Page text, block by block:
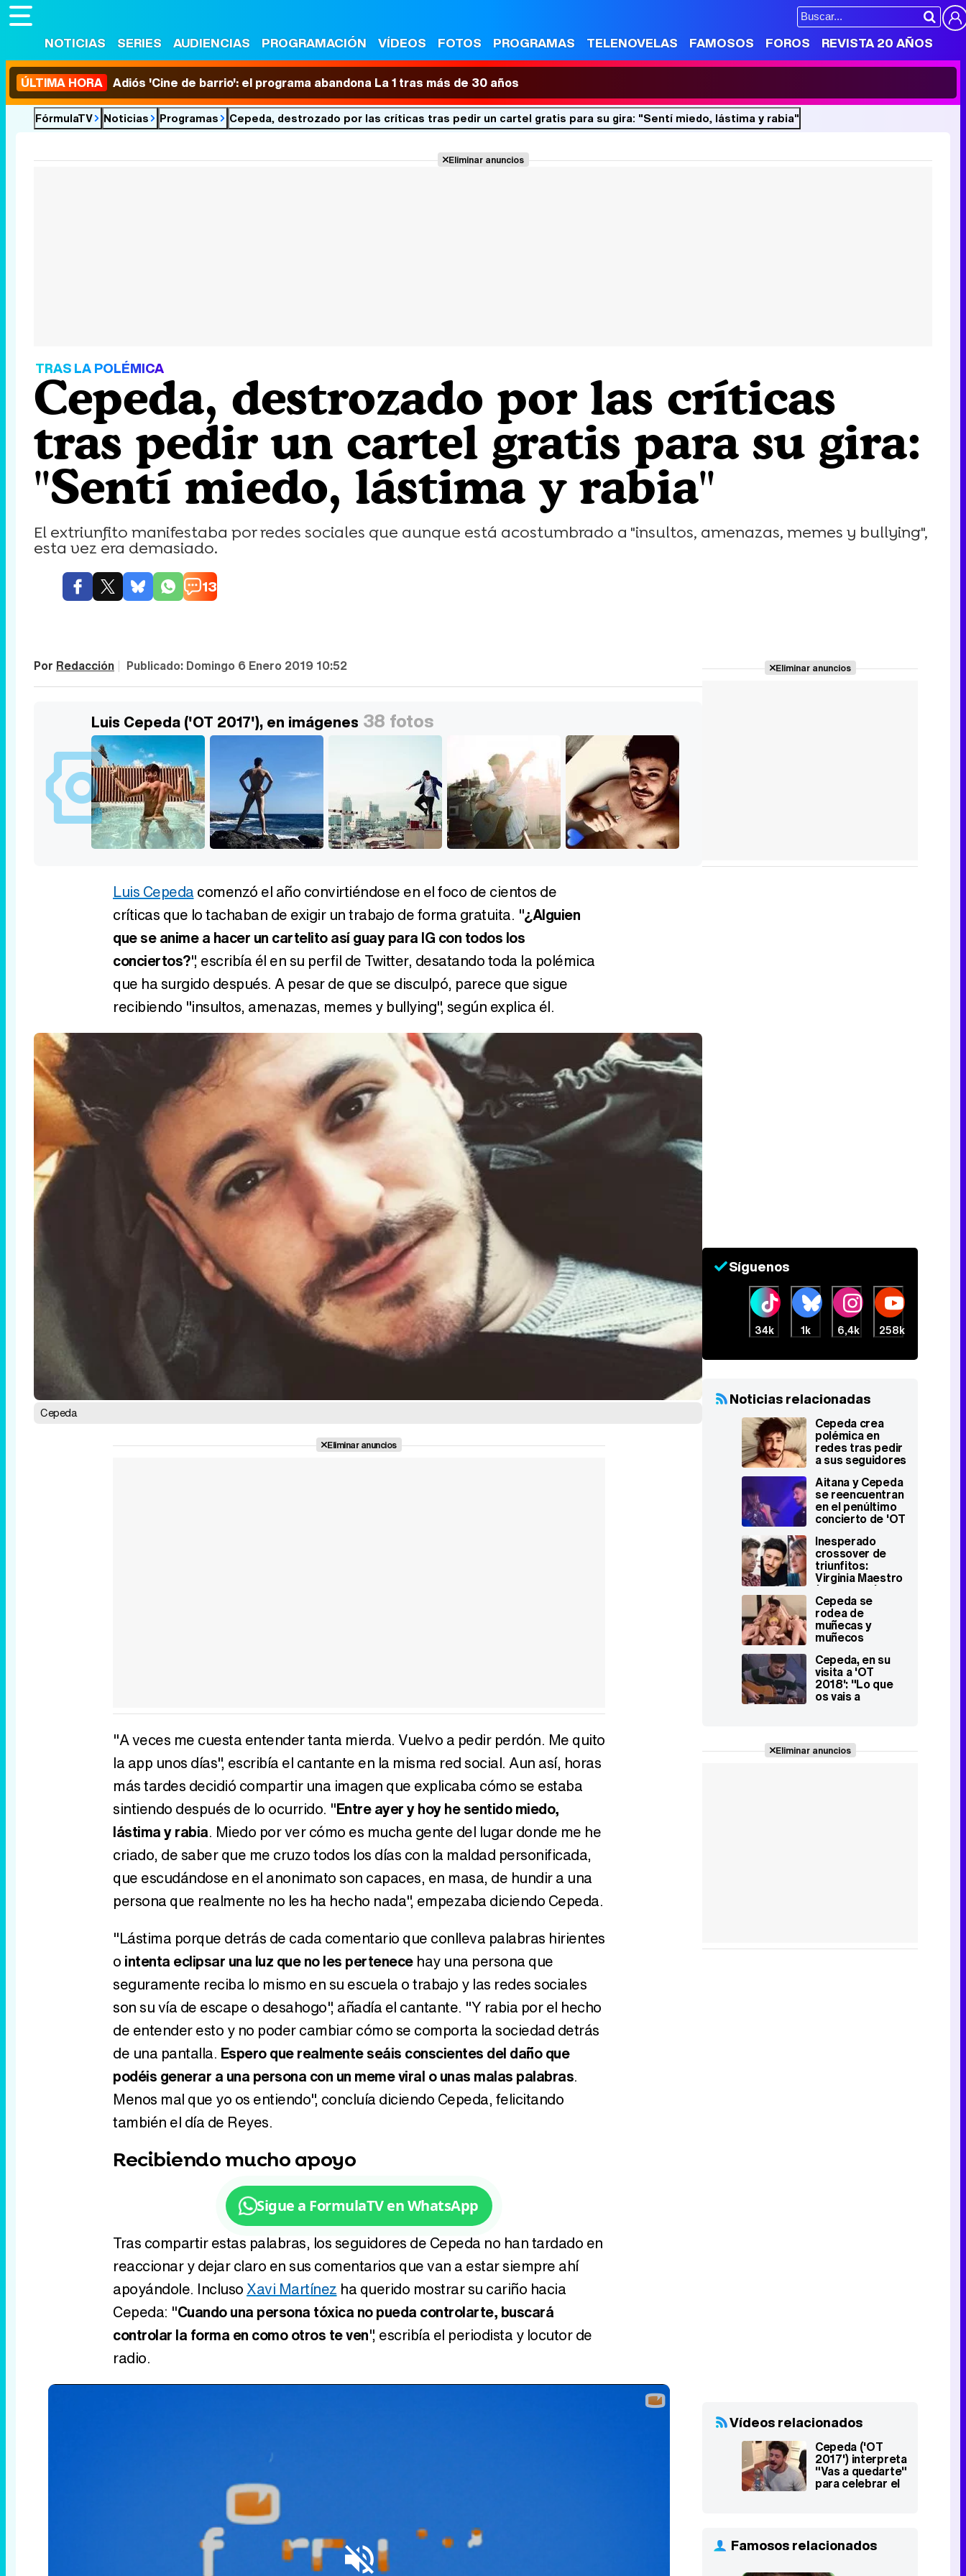
NOTICIAS SERIES AUDIENCIAS PROGRAMACIÓN VÍDEOS FOTOS PROGRAMAS TELENOVELAS FAMOSOS FOROS REVISTA 20 AÑOS
ÚLTIMA HORA Adiós 'Cine de barrio': el programa abandona La 1 tras más de 30 años
FórmulaTV Noticias Programas Cepeda, destrozado por las críticas tras pedir un cartel gratis para su gira: "Sentí miedo, lástima y rabia"
Eliminar anuncios
TRAS LA POLÉMICA
Cepeda, destrozado por las críticas
tras pedir un cartel gratis para su gira:
"Sentí miedo, lástima y rabia"
El extriunfito manifestaba por redes sociales que aunque está acostumbrado a "insultos, amenazas, memes y bullying",
esta vez era demasiado.
13
Por Redacción | Publicado: Domingo 6 Enero 2019 10:52
Luis Cepeda ('OT 2017'), en imágenes 38 fotos
Luis Cepeda comenzó el año convirtiéndose en el foco de cientos de
críticas que lo tachaban de exigir un trabajo de forma gratuita. "¿Alguien
que se anime a hacer un cartelito así guay para IG con todos los
conciertos?", escribía él en su perfil de Twitter, desatando toda la polémica
que ha surgido después. A pesar de que se disculpó, parece que sigue
recibiendo "insultos, amenazas, memes y bullying", según explica él.
Cepeda
Eliminar anuncios
"A veces me cuesta entender tanta mierda. Vuelvo a pedir perdón. Me quito
la app unos días", escribía el cantante en la misma red social. Aun así, horas
más tardes decidió compartir una imagen que explicaba cómo se estaba
sintiendo después de lo ocurrido. "Entre ayer y hoy he sentido miedo,
lástima y rabia. Miedo por ver cómo es mucha gente del lugar donde me he
criado, de saber que me cruzo todos los días con la maldad personificada,
que escudándose en el anonimato son capaces, en masa, de hundir a una
persona que realmente no les ha hecho nada", empezaba diciendo Cepeda.
"Lástima porque detrás de cada comentario que conlleva palabras hirientes
o intenta eclipsar una luz que no les pertenecehay una persona que
seguramente reciba lo mismo en su escuela o trabajo y las redes sociales
son su vía de escape o desahogo", añadía el cantante. "Y rabia por el hecho
de entender esto y no poder cambiar cómo se comporta la sociedad detrás
de una pantalla. Espero que realmente seáis conscientes del daño que
podéis generar a una persona con un meme viral o unas malas palabras.
Menos mal que yo os entiendo", concluía diciendo Cepeda, felicitando
también el día de Reyes.
Recibiendo mucho apoyo
Sigue a FormulaTV en WhatsApp
Tras compartir estas palabras, los seguidores de Cepeda no han tardado en
reaccionar y dejar claro en sus comentarios que van a estar siempre ahí
apoyándole. InclusoXavi Martínez ha querido mostrar su cariño hacia
Cepeda: "Cuando una persona tóxica no pueda controlarte, buscará
controlar la forma en como otros te ven", escribía el periodista y locutor de
radio.
Eliminar anuncios
Síguenos
34k 1k 6,4k 258k
Noticias relacionadas
Cepeda crea
polémica en
redes tras pedir
a sus seguidores
un cartel para su
gira y acaba
pidiendo
disculpas
Aitana y Cepeda
se reencuentran
en el penúltimo
concierto de 'OT
siendo
importante para
mí"
Inesperado
crossover de
triunfitos:
Virginia Maestro
('OT 2008')
cantando junto a
Roi y Cepeda
Cepeda se
rodea de
muñecas y
muñecos
imitar el
videoclip de
Ricky Merino
Cepeda, en su
visita a 'OT
2018': "Lo que
os vais a
Eliminar anuncios
Vídeos relacionados
Cepeda ('OT
2017') interpreta
"Vas a quedarte"
para celebrar el
éxito de
Famosos relacionados